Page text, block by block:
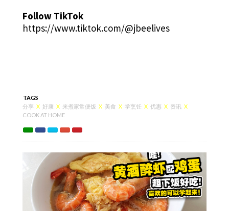
Follow TikTok
https://www.tiktok.com/@jbeelives
TAGS
分享 X 好康 X 来煮家常便饭 X 美食 X 学烹饪 X 优惠 X 资讯 X
COOK AT HOME